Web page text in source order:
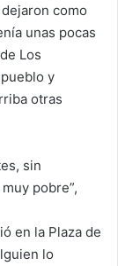
como
unas pocas
Los
y
otras
sin
pobre”,
en la Plaza de
lo